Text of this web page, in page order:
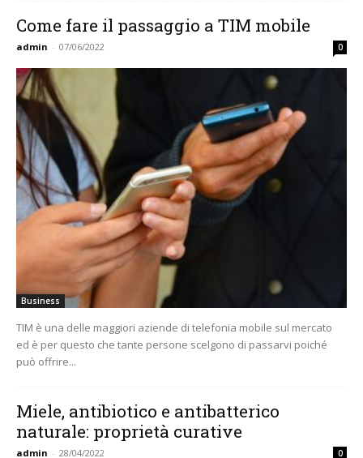
Come fare il passaggio a TIM mobile
admin - 07/06/2022 0
Business
TIM è una delle maggiori aziende di telefonia mobile sul mercato
ed è per questo che tante persone scelgono di passarvi poiché
può offrire...
Miele, antibiotico e antibatterico
naturale: proprietà curative
admin - 28/04/2022 0